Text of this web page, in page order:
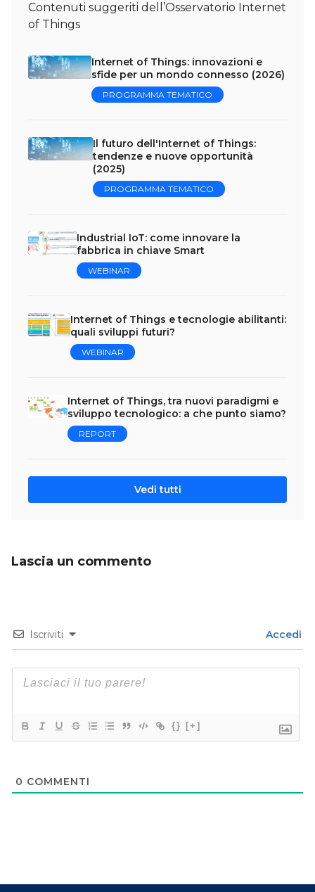
Contenuti suggeriti dell’Osservatorio Internet
of Things
Internet of Things: innovazioni e
sfide per un mondo connesso (2026)
PROGRAMMA TEMATICO
Il futuro dell'Internet of Things:
tendenze e nuove opportunità
(2025)
PROGRAMMA TEMATICO
Industrial IoT: come innovare la
fabbrica in chiave Smart
WEBINAR
Internet of Things e tecnologie abilitanti:
quali sviluppi futuri?
WEBINAR
Internet of Things, tra nuovi paradigmi e
sviluppo tecnologico: a che punto siamo?
REPORT
Vedi tutti
Lascia un commento
Iscriviti Accedi
{} [+]
0 COMMENTI